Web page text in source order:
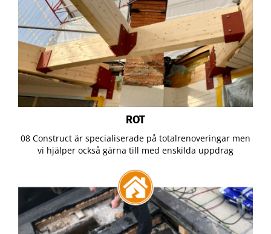
ROT
08 Construct är specialiserade på totalrenoveringar men
vi hjälper också gärna till med enskilda uppdrag